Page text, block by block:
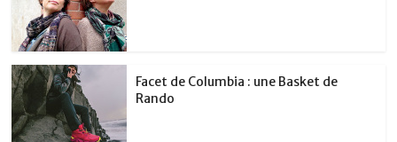
Facet de Columbia : une Basket de
Rando